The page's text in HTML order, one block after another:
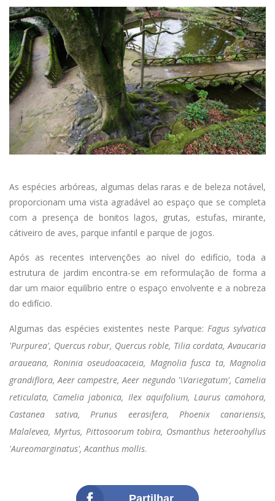
As espécies arbóreas, algumas delas raras e de beleza notável,
proporcionam uma vista agradável ao espaço que se completa
com a presença de bonitos lagos, grutas, estufas, mirante,
cátiveiro de aves, parque infantil e parque de jogos.
Após as recentes intervenções ao nível do edifício, toda a
estrutura de jardim encontra-se em reformulação de forma a
dar um maior equilíbrio entre o espaço envolvente e a nobreza
do edifício.
Algumas das espécies existentes neste Parque: Fagus sylvatica
'Purpurea', Quercus robur, Quercus roble, Tilia cordata, Avaucaria
araueana, Roninia oseudoacaceia, Magnolia fusca ta, Magnolia
grandiflora, Aeer campestre, Aeer negundo '\Variegatum', Camelia
reticulata, Camelia jabonica, Ilex aquifolium, Laurus camohora,
Castanea sativa, Prunus eerasifera, Phoenix canariensis,
Malalevea, Myrtus, Pittosoorum tobira, Osmanthus heteroohyllus
'Aureomarginatus', Acanthus mollis.
Partilhar